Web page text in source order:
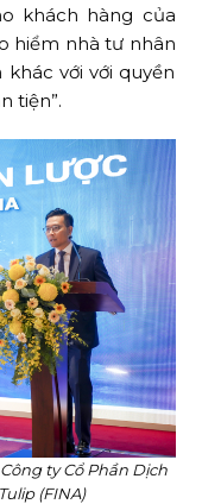
khách hàng của
hiểm nhà tư nhân
với với quyền
tiện”.
ty Cổ Phần Dịch
(FINA)